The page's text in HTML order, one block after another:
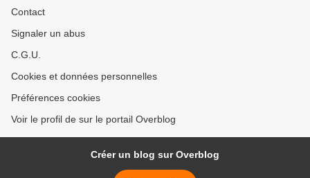
Contact
Signaler un abus
C.G.U.
Cookies et données personnelles
Préférences cookies
Voir le profil de sur le portail Overblog
Créer un blog sur Overblog